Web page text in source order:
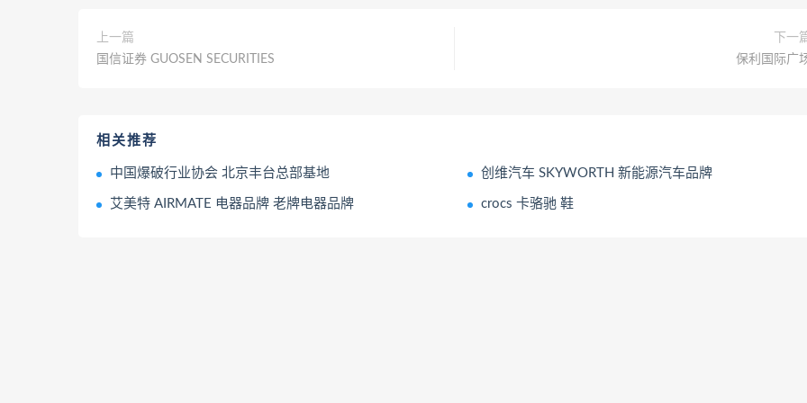
上一篇
国信证券 GUOSEN SECURITIES
下一
保利国际广
相关推荐
中国爆破行业协会 北京丰台总部基地 创维汽车 SKYWORTH 新能源汽车品牌
艾美特 AIRMATE 电器品牌 老牌电器品牌 crocs 卡骆驰 鞋